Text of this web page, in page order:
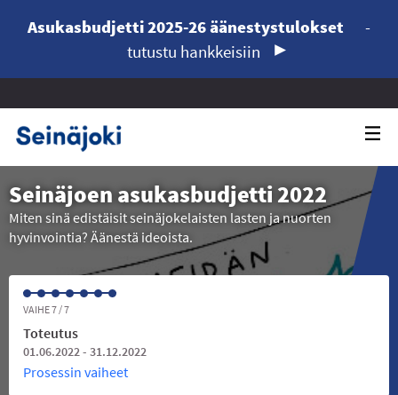
Asukasbudjetti 2025-26 äänestystulokset
-
tutustu hankkeisiin
Seinäjoen asukasbudjetti 2022
Miten sinä edistäisit seinäjokelaisten lasten ja nuorten
hyvinvointia? Äänestä ideoista.
VAIHE 7 / 7
Toteutus
01.06.2022 - 31.12.2022
Prosessin vaiheet